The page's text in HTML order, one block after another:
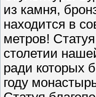
из камня,
находится в
метров!
столетии
ради которых
году